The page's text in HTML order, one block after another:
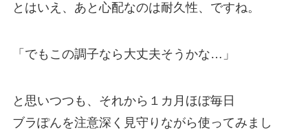
とはいえ、あと心配なのは耐久性、ですね。
「でもこの調子なら大丈夫そうかな…」
と思いつつも、それから１カ月ほぼ毎日
ブラぽんを注意深く見守りながら使ってみまし